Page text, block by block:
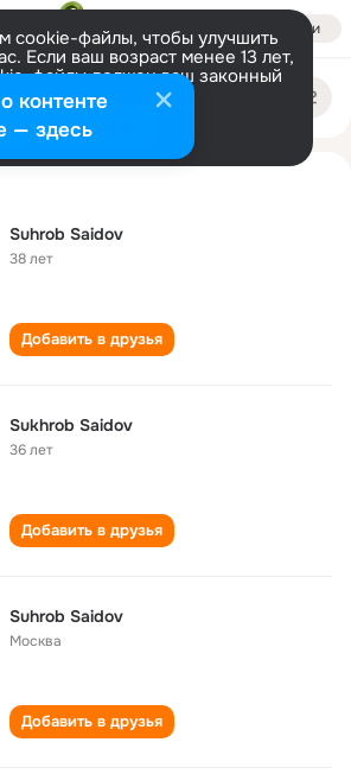
Войти
cookie-файлы, чтобы улучшить
Если ваш возраст менее 13 лет,
файлы должен ваш законный
Больше информации
Настроить
Suhrob Saidov
38 лет
Добавить в друзья
Sukhrob Saidov
36 лет
Добавить в друзья
Suhrob Saidov
Москва
Добавить в друзья
контенте
— здесь